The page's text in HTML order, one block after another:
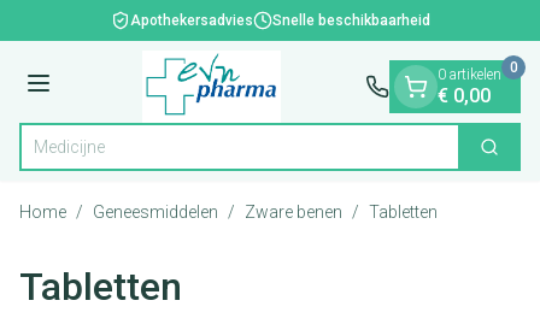
Ga naar de inhoudApothekersadvies Snelle beschikbaarheid
Menu
Product, merk, categorie... Zoek
0 artikelen
€ 0,00
0
Home / Geneesmiddelen / Zware benen / Tabletten
Tabletten